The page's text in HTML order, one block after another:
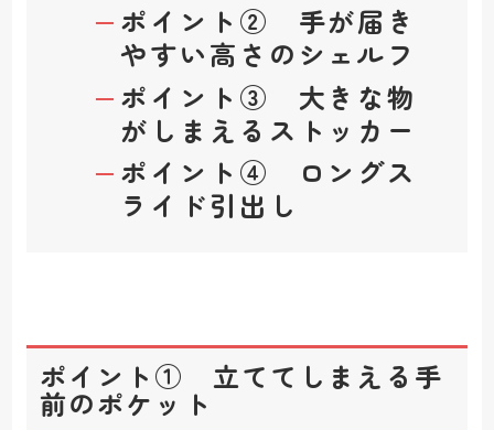
ポイント② 手が届き
やすい高さのシェルフ
ポイント③ 大きな物
がしまえるストッカー
ポイント④ ロングス
ライド引出し
ポイント① 立ててしまえる手
前のポケット